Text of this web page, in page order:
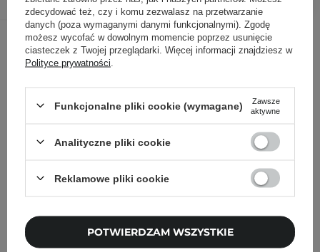
Inni klienci sprawdzali również
zdecydować też, czy i komu zezwalasz na przetwarzanie
danych (poza wymaganymi danymi funkcjonalnymi). Zgodę
możesz wycofać w dowolnym momencie poprzez usunięcie
ciasteczek z Twojej przeglądarki. Więcej informacji znajdziesz w
Polityce prywatności
Funkcjonalne pliki cookie (wymagane)
Zawsze
aktywne
Analityczne pliki cookie
Reklamowe pliki cookie
POTWIERDZAM WSZYSTKIE